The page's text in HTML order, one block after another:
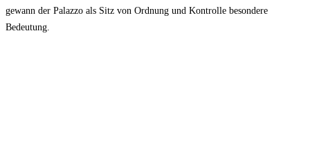
gewann der Palazzo als Sitz von Ordnung und Kontrolle besondere
Bedeutung.